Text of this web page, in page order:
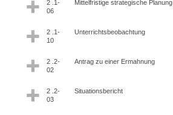
2 .1-
06
Mittelfristige strategische Planung
2 .1-
10
Unterrichtsbeobachtung
2 .2-
02
Antrag zu einer Ermahnung
2 .2-
03
Situationsbericht